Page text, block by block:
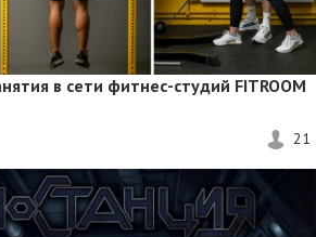
в сети фитнес-студий FITROOM
21